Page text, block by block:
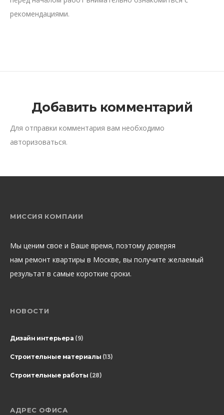
рекомендациями.
Добавить комментарий
Для отправки комментария вам необходимо
авторизоваться.
МИССИЯ КОМПАИИ
Мы ценим свое и Ваше время, поэтому доверяя
нам ремонт квартиры в Москве, вы получите желаемый
результат в самые короткие сроки.
НОВОСТИ
Дизайн интерьера (9)
Строительные материалы (13)
Строительные работы (28)
АДРЕС ОФИСА